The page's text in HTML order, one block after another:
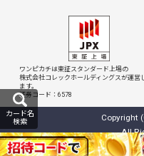
ワンピカチは東証スタンダード上場の
株式会社コレックホールディングスが運営
ます。
証券コード：6578
Copyright
All
カード名
検索